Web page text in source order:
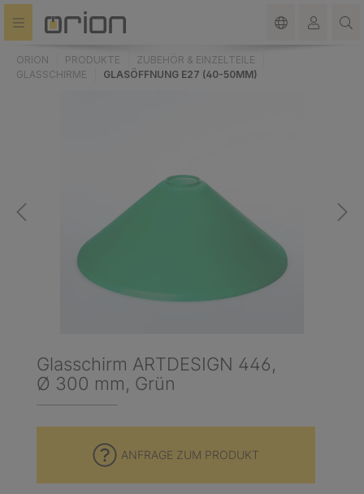
springen
ORION PRODUKTE
ZUBEHÖR & EINZELTEILE
GLASSCHIRME
GLASÖFFNUNG E27 (40-50MM)
Glasschirm ARTDESIGN 446,
Ø 300 mm, Grün
ANFRAGE ZUM PRODUKT